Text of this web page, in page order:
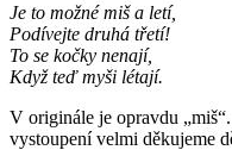
Je to možné miš a letí,
Podívejte druhá třetí!
To se kočky nenají,
Když teď myši létají.
V originále je opravdu
vystoupení velmi děkujeme